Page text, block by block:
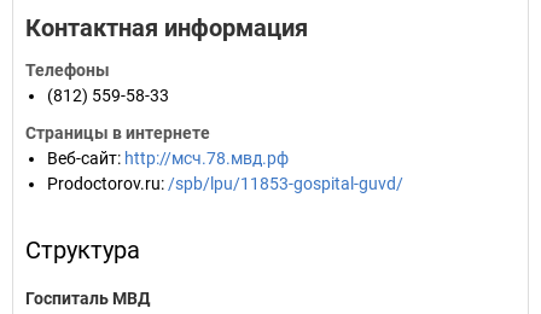
Контактная информация
Телефоны
(812) 559-58-33
Страницы в интернете
Веб-сайт: http://мсч.78.мвд.рф
Prodoctorov.ru: /spb/lpu/11853-gospital-guvd/
Структура
Госпиталь МВД